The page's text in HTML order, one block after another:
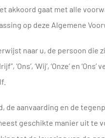
akkoord gaat met alle
op deze Algemene
verwijst naar u, de persoon
‘Wij’, ‘Onze’ en
de aanvaarding en de
geschikte manier uit